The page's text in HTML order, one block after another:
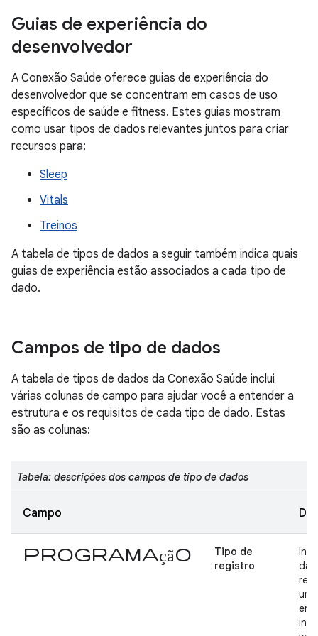
Guias de experiência do
desenvolvedor
A Conexão Saúde oferece guias de experiência do
desenvolvedor que se concentram em casos de uso
específicos de saúde e fitness. Estes guias mostram
como usar tipos de dados relevantes juntos para criar
recursos para:
Sleep
Vitals
Treinos
A tabela de tipos de dados a seguir também indica quais
guias de experiência estão associados a cada tipo de
dado.
Campos de tipo de dados
A tabela de tipos de dados da Conexão Saúde inclui
várias colunas de campo para ajudar você a entender a
estrutura e os requisitos de cada tipo de dado. Estas
são as colunas:
Tabela: descrições dos campos de tipo de dados
Campo
programação
Tipo de
registro
um
em